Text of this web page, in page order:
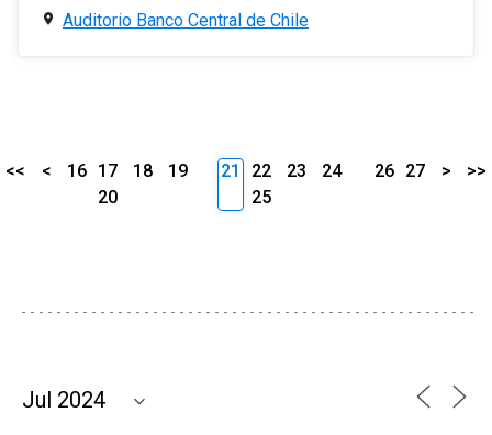
Auditorio Banco Central de Chile
<< < 16 17 18
19
20
21 22 23
24
25
26 27 > >>